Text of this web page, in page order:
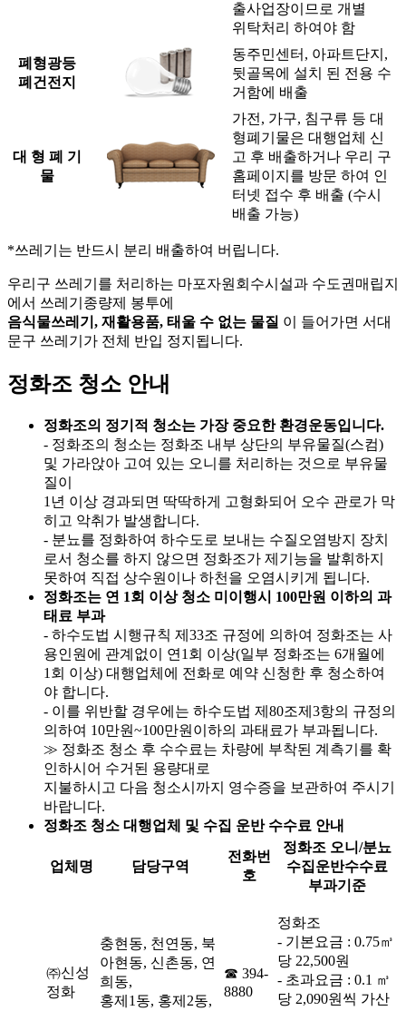
출사업장이므로 개별
위탁처리 하여야 함
폐형광등
폐건전지
동주민센터, 아파트단지,
뒷골목에 설치 된 전용 수
거함에 배출
대 형 폐 기
물
가전, 가구, 침구류 등 대
형폐기물은 대행업체 신
고 후 배출하거나 우리 구
홈페이지를 방문 하여 인
터넷 접수 후 배출 (수시
배출 가능)
*쓰레기는 반드시 분리 배출하여 버립니다.
우리구 쓰레기를 처리하는 마포자원회수시설과 수도권매립지
에서 쓰레기종량제 봉투에
음식물쓰레기, 재활용품, 태울 수 없는 물질 이 들어가면 서대
문구 쓰레기가 전체 반입 정지됩니다.
정화조 청소 안내
정화조의 정기적 청소는 가장 중요한 환경운동입니다.
- 정화조의 청소는 정화조 내부 상단의 부유물질(스컴)
및 가라앉아 고여 있는 오니를 처리하는 것으로 부유물
질이
1년 이상 경과되면 딱딱하게 고형화되어 오수 관로가 막
히고 악취가 발생합니다.
- 분뇨를 정화하여 하수도로 보내는 수질오염방지 장치
로서 청소를 하지 않으면 정화조가 제기능을 발휘하지
못하여 직접 상수원이나 하천을 오염시키게 됩니다.
정화조는 연 1회 이상 청소 미이행시 100만원 이하의 과
태료 부과
- 하수도법 시행규칙 제33조 규정에 의하여 정화조는 사
용인원에 관계없이 연1회 이상(일부 정화조는 6개월에
1회 이상) 대행업체에 전화로 예약 신청한 후 청소하여
야 합니다.
- 이를 위반할 경우에는 하수도법 제80조제3항의 규정의
의하여 10만원~100만원이하의 과태료가 부과됩니다.
≫ 정화조 청소 후 수수료는 차량에 부착된 계측기를 확
인하시어 수거된 용량대로
지불하시고 다음 청소시까지 영수증을 보관하여 주시기
바랍니다.
정화조 청소 대행업체 및 수집 운반 수수료 안내
업체명 담당구역
전화번
호
정화조 오니/분뇨
수집운반수수료
부과기준
㈜신성
정화
충현동, 천연동, 북
아현동, 신촌동, 연
희동,
홍제1동, 홍제2동,
☎ 394-
8880
정화조
- 기본요금 : 0.75㎥
당 22,500원
- 초과요금 : 0.1 ㎥
당 2,090원씩 가산